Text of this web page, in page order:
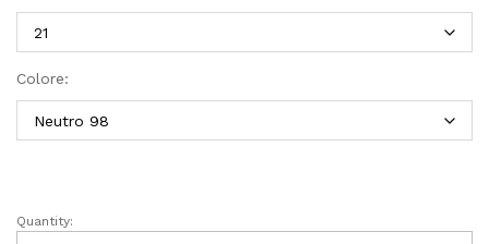
Colore:
Sottovaso
Quantity: